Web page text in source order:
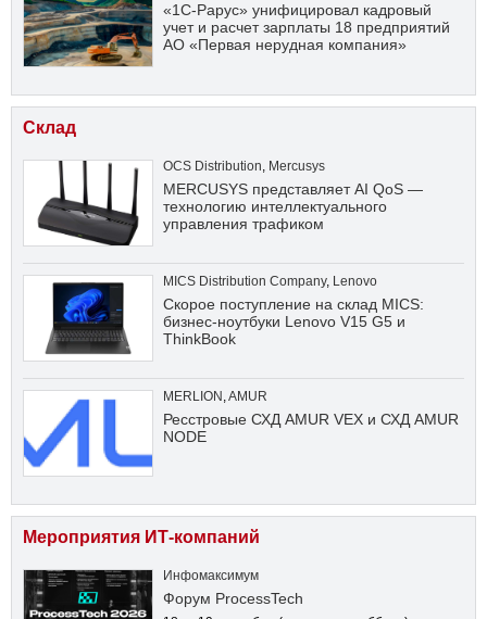
«1С-Рарус» унифицировал кадровый
учет и расчет зарплаты 18 предприятий
АО «Первая нерудная компания»
Склад
OCS Distribution, Mercusys
MERCUSYS представляет AI QoS —
технологию интеллектуального
управления трафиком
MICS Distribution Company, Lenovo
Скорое поступление на склад MICS:
бизнес-ноутбуки Lenovo V15 G5 и
ThinkBook
MERLION ,AMUR
Ресстровые СХД AMUR VEX и СХД AMUR
NODE
Мероприятия ИТ-компаний
Инфомаксимум
Форум ProcessTech